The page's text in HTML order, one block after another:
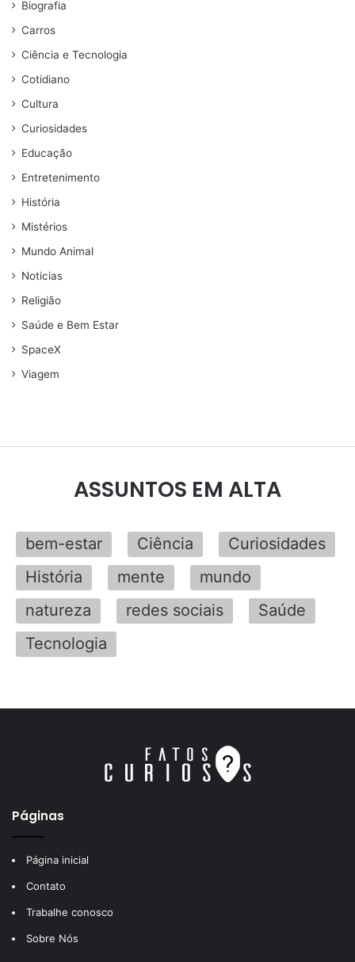
Biografia
Carros
Ciência e Tecnologia
Cotidiano
Cultura
Curiosidades
Educação
Entretenimento
História
Mistérios
Mundo Animal
Noticias
Religião
Saúde e Bem Estar
SpaceX
Viagem
ASSUNTOS EM ALTA
bem-estar Ciência
Curiosidades
História
mente
mundo
natureza
redes sociais
Saúde
Tecnologia
Páginas
Página inicial
Contato
Trabalhe conosco
Sobre Nós